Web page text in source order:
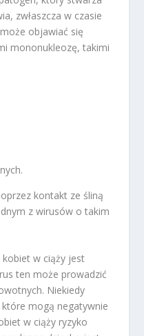
zwłaszcza w czasie
objawiać się
mononukleozę, takimi
kontakt ze śliną
z wirusów o takim
w ciąży jest
ten może prowadzić
Niekiedy
mogą negatywnie
w ciąży ryzyko